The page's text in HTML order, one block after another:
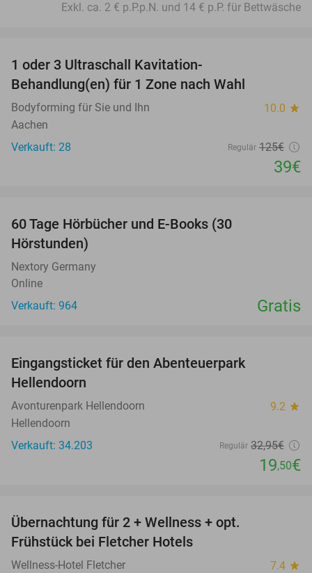
Exkl. ca. 2 € p.P.p.N. und 14 € p.P. für Bettwäsche
1 oder 3 Ultraschall Kavitation-
Behandlung(en) für 1 Zone nach Wahl
Bodyforming für Sie und Ihn 10.0 star
Aachen
Verkauft: 28
Regulär 125€
39€
60 Tage Hörbücher und E-Books (30
Hörstunden)
Nextory Germany
Online
Verkauft: 964
Gratis
Eingangsticket für den Abenteuerpark
Hellendoorn
Avonturenpark Hellendoorn 9.2 star
Hellendoorn
Verkauft: 34.203
Regulär 32,95€
19,50€
Übernachtung für 2 + Wellness + opt.
Frühstück bei Fletcher Hotels
Wellness-Hotel Fletcher 7.4 star